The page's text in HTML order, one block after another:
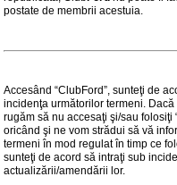
postate de membrii acestuia.
Accesând “ClubFord”, sunteţi de
incidenţa următorilor termeni.
rugăm să nu accesaţi şi/sau folosiţi
oricând şi ne vom strădui să vă
termeni în mod regulat în timp ce
sunteţi de acord să intraţi sub
actualizării/amendării lor.